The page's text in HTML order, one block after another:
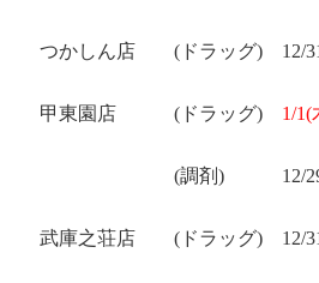
つかしん店 ( ドラッグ) 12/
甲東園店 ( ドラッグ) 1/1(
(調剤) 12/
武庫之荘店 ( ドラッグ) 12/